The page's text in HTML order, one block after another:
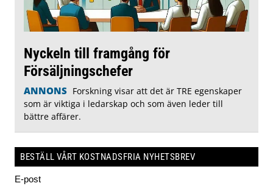
Nyckeln till framgång för
Försäljningschefer
ANNONS Forskning visar att det är TRE egenskaper
som är viktiga i ledarskap och som även leder till
bättre affärer.
BESTÄLL VÅRT KOSTNADSFRIA NYHETSBREV
E-post